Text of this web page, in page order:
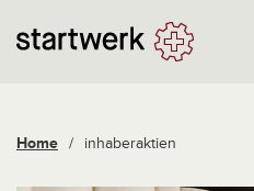
Home / inhaberaktien